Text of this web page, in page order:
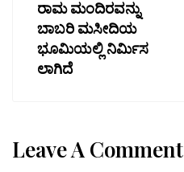
ರಾಮ ಮಂದಿರವನ್ನು
ಬಾಬರಿ ಮಸೀದಿಯ
ಭೂಮಿಯಲ್ಲಿ ನಿರ್ಮಿಸ
ಲಾಗಿದೆ
Leave A Comment